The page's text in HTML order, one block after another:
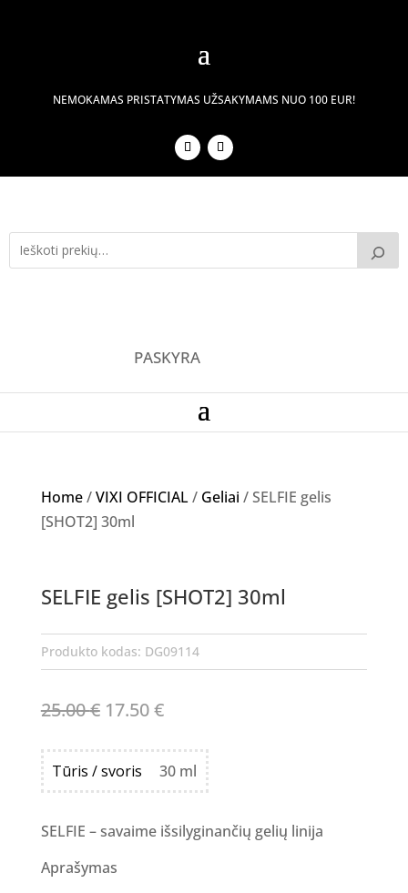
NEMOKAMAS PRISTATYMAS UŽSAKYMAMS NUO 100 EUR!
PASKYRA
Home/VIXI OFFICIAL/ Geliai / SELFIE gelis
[SHOT2] 30ml
SELFIE gelis [SHOT2] 30ml
Produkto kodas: DG09114
25.00€ Original
was:
25.00 €.
17.50€Current
is:
17.50 €.
Tūris / svoris 30 ml
SELFIE – savaime išsilyginančių gelių linija
Aprašymas